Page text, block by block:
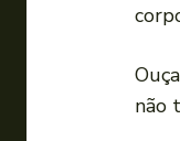
não